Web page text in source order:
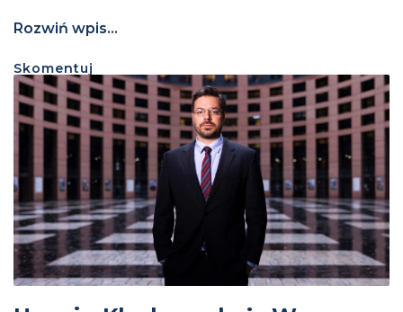
Rozwiń wpis...
Skomentuj